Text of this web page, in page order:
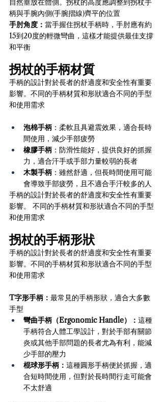
自然垂放在體側。拐杖的高度應調整到拐杖手
柄與手腕內側(手腕摺線)齊平的位置
手肘角度： 當手握住拐杖手柄時，手肘應有約
15到20度的輕微彎曲，這樣才能提供最佳支撐
和平衡
拐杖的手柄材質
手柄的設計對於長者的舒適度和安全性有重要
影響。不同的手柄材質和形狀適合不同的手型
和使用需求
泡棉手柄 ：柔軟且具避震效果，適合長時
間使用，減少手部疲勞
橡膠手柄 ：防滑性能好，提供良好的抓握
力，適合汗手或手部力量較弱的長者
木製手柄 ：雖然舒適，但長時間使用可能
會導致手部疲勞，且不適合手汗較多的人
手柄的設計對於長者的舒適度和安全性有重要
影響。 不同的手柄材質和形狀適合不同的手型
和使用需求
拐杖的手柄形狀
手柄的設計對於長者的舒適度和安全性有重要
影響。不同的手柄材質和形狀適合不同的手型
和使用需求
T字形手柄： 最常見的手柄形狀，適合大多數
手型
彎曲手柄（Ergonomic Handle）： 這種
手柄符合人體工學設計，對於手部有關節
炎或其他手部問題的長者尤為有利，能減
少手部的壓力
棍球形手柄： 這種圓形手柄便於抓握，適
合短時間使用，但對於長時間行走可能會
不太舒適